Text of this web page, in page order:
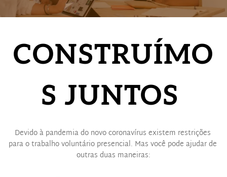
CONSTRUÍMO
S JUNTOS
Devido à pandemia do novo coronavírus existem restrições
para o trabalho voluntário presencial. Mas você pode ajudar de
outras duas maneiras: